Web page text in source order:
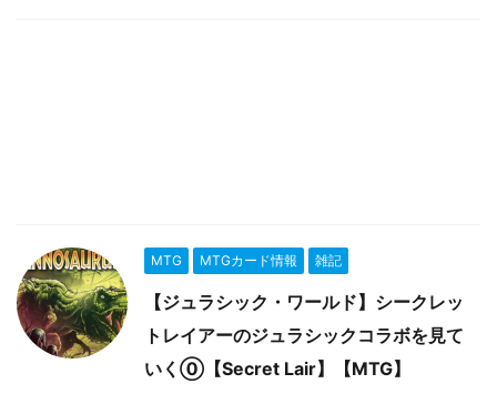
MTG MTGカード情報 雑記
【ジュラシック・ワールド】シークレッ
トレイアーのジュラシックコラボを見て
いく⓪【Secret Lair】【MTG】